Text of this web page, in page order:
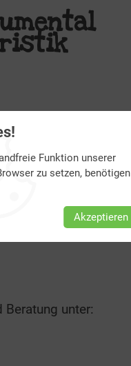
Funktion unserer
zu setzen, benötigen
Akzeptieren
Beratung unter: